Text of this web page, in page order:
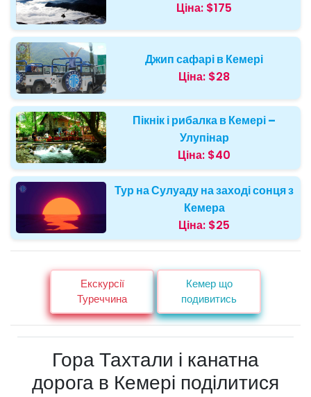
Ціна: $175
Джип сафарі в Кемері
Ціна: $28
Пікнік і рибалка в Кемері –
Улупінар
Ціна: $40
Тур на Сулуаду на заході сонця з
Кемера
Ціна: $25
Екскурсії
Туреччина
Кемер що
подивитись
Гора Тахтали і канатна
дорога в Кемері поділитися